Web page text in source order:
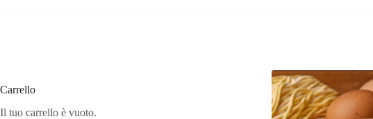
Carrello
Il tuo carrello è vuoto.